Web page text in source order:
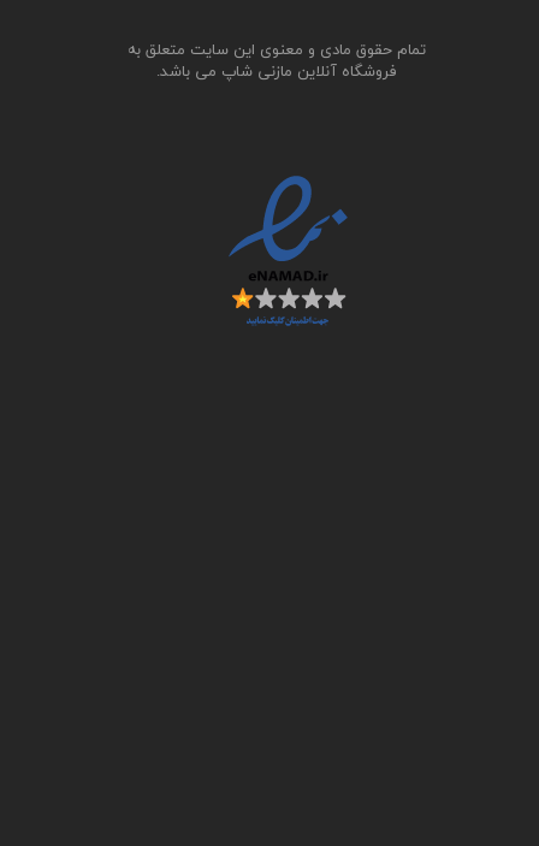
تمام حقوق مادی و معنوی این سایت متعلق به
فروشگاه آنلاین مازنی شاپ می باشد.